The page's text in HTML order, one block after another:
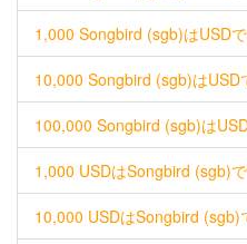
1,000 Songbird (sgb)はUSD
10,000 Songbird (sgb)はUSD
100,000 Songbird (sgb)は
1,000 USDはSongbird (sgb)
10,000 USDはSongbird (sgb)